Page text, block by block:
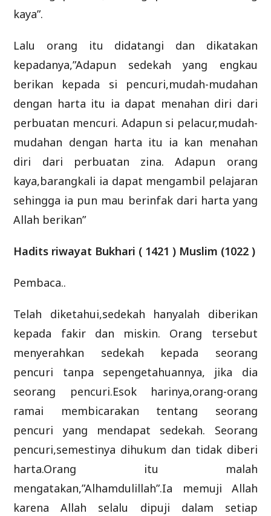
kaya”.
Lalu orang itu didatangi dan dikatakan
kepadanya,”Adapun sedekah yang engkau
berikan kepada si pencuri,mudah-mudahan
dengan harta itu ia dapat menahan diri dari
perbuatan mencuri. Adapun si pelacur,mudah-
mudahan dengan harta itu ia kan menahan
diri dari perbuatan zina. Adapun orang
kaya,barangkali ia dapat mengambil pelajaran
sehingga ia pun mau berinfak dari harta yang
Allah berikan”
Hadits riwayat Bukhari ( 1421 ) Muslim (1022 )
Pembaca..
Telah diketahui,sedekah hanyalah diberikan
kepada fakir dan miskin. Orang tersebut
menyerahkan sedekah kepada seorang
pencuri tanpa sepengetahuannya, jika dia
seorang pencuri.Esok harinya,orang-orang
ramai membicarakan tentang seorang
pencuri yang mendapat sedekah. Seorang
pencuri,semestinya dihukum dan tidak diberi
harta.Orang itu malah
mengatakan,”Alhamdulillah”.Ia memuji Allah
karena Allah selalu dipuji dalam setiap